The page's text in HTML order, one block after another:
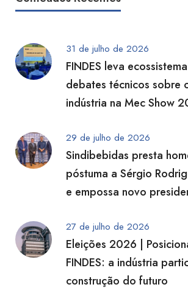
31 de julho de 2026
FINDES leva
debates técnicos sobre
indústria na Mec Show
29 de julho de 2026
Sindibebidas presta
póstuma a Sérgio
e empossa novo
27 de julho de 2026
Eleições 2026 |
FINDES: a indústria
construção do futuro